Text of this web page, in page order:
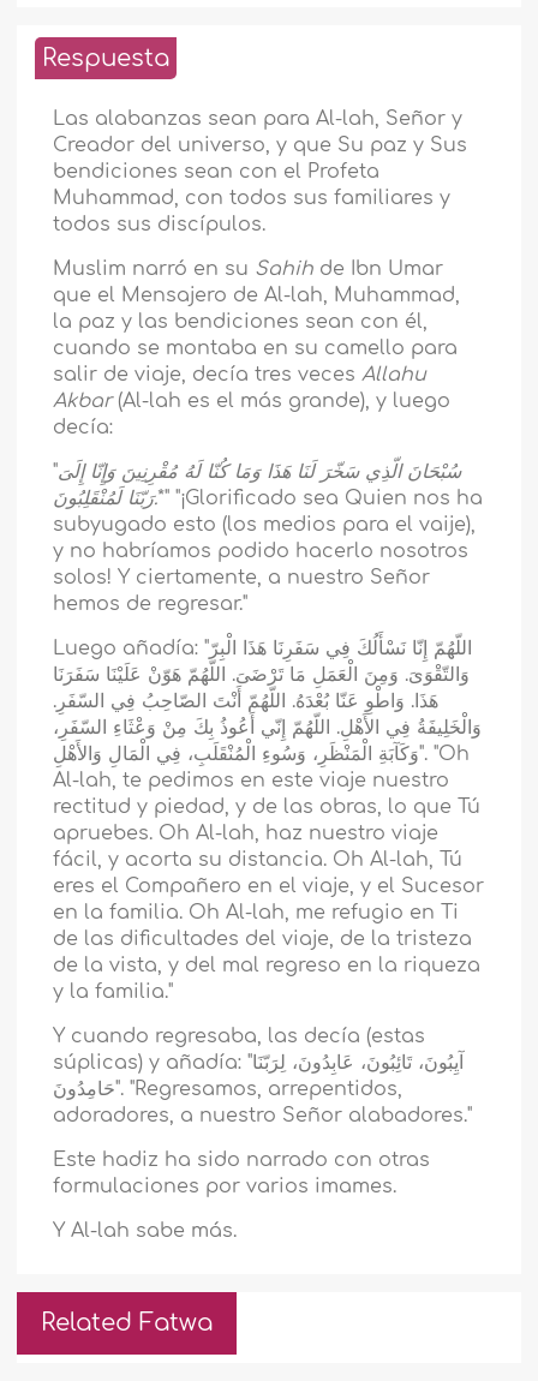
Respuesta
Las alabanzas sean para Al-lah, Señor y
Creador del universo, y que Su paz y Sus
bendiciones sean con el Profeta
Muhammad, con todos sus familiares y
todos sus discípulos.
Muslim narró en su Sahih de Ibn Umar
que el Mensajero de Al-lah, Muhammad,
la paz y las bendiciones sean con él,
cuando se montaba en su camello para
salir de viaje, decía tres vecesAllahu
Akbar(Al-lah es el más grande), y luego
decía:
" سُبْحَانَ الّذِي سَخّرَ لَنَا هَذَا وَمَا كُنّا لَهُ مُقْرِنِينَ وَإِنّا إِلَىَ
رَبّنَا لَمُنْقَلِبُونَ.*" "¡Glorificado sea Quien nos ha
subyugado esto (los medios para el vaije),
y no habríamos podido hacerlo nosotros
solos! Y ciertamente, a nuestro Señor
hemos de regresar."
Luego añadía: "اللّهُمّ إِنّا نَسْأَلُكَ فِي سَفَرِنَا هَذَا الْبِرّ
وَالتّقْوَىَ. وَمِنَ الْعَمَلِ مَا تَرْضَىَ. اللّهُمّ هَوّنْ عَلَيْنَا سَفَرَنَا
هَذَا. وَاطْوِ عَنّا بُعْدَهُ. اللّهُمّ أَنْتَ الصّاحِبُ فِي السّفَرِ.
وَالْخَلِيفَةُ فِي الأَهْلِ. اللّهُمّ إِنّي أَعُوذُ بِكَ مِنْ وَعْثَاءِ السّفَرِ،
وَكَآبَةِ الْمَنْظَرِ، وَسُوءِ الْمُنْقَلَبِ، فِي الْمَالِ وَالأَهْلِ". "Oh
Al-lah, te pedimos en este viaje nuestro
rectitud y piedad, y de las obras, lo que Tú
apruebes. Oh Al-lah, haz nuestro viaje
fácil, y acorta su distancia. Oh Al-lah, Tú
eres el Compañero en el viaje, y el Sucesor
en la familia. Oh Al-lah, me refugio en Ti
de las dificultades del viaje, de la tristeza
de la vista, y del mal regreso en la riqueza
y la familia."
Y cuando regresaba, las decía (estas
súplicas) y añadía: "آيِبُونَ، تَائِبُونَ، عَابِدُونَ، لِرَبّنَا
حَامِدُونَ". "Regresamos, arrepentidos,
adoradores, a nuestro Señor alabadores."
Este hadiz ha sido narrado con otras
formulaciones por varios imames.
Y Al-lah sabe más.
Related Fatwa